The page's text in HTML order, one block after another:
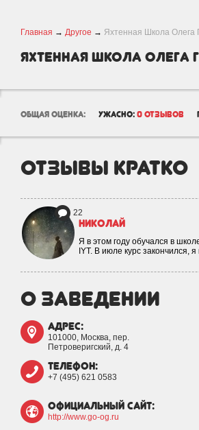
Главная → Другое → Яхтенная Школа Олега
Яхтенная Школа Олега
общая оценка: ужасно: 0 отзывов
отзывы кратко
22
Николай
Я в этом году обучался в
IYT. В июле курс закончился,
о заведении
адрес:
101000, Москва, пер.
Петроверигский, д. 4
телефон:
+7 (495) 621 0583
официальный сайт:
http://www.go-og.ru